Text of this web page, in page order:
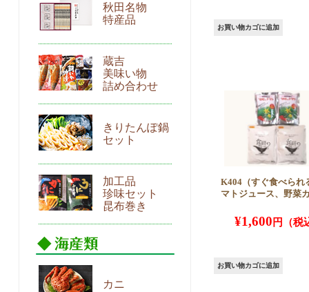
秋田名物
特産品
蔵吉
美味い物
詰め合わせ
きりたんぽ鍋
セット
加工品
珍味セット
昆布巻き
カニ
お買い物カゴに追加
K404（すぐ食べられ
マトジュース、野菜
¥1,600
お買い物カゴに追加